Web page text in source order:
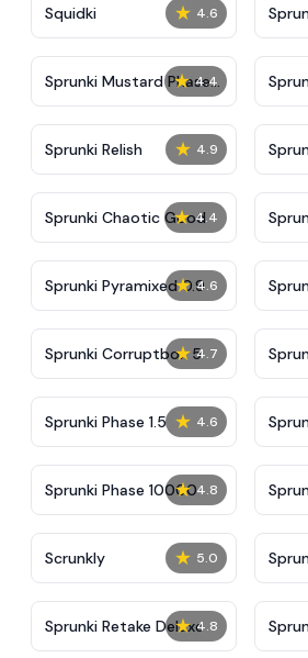
★ 4.6
Squidki
★ 4.4
Sprunki Mustard Phase
2
★ 4.9
Sprunki Relish
7
★ 4.4
Sprunki Chaotic Good
★ 4.6
Sprunki Pyramixed 0.9
★ 4.7
Sprunki Corruptbox 5
★ 4.6
Sprunki Phase 1.5
★ 4.8
Sprunki Phase 10000
★ 5.0
Scrunkly
★ 4.8
Sprunki Retake Deluxe